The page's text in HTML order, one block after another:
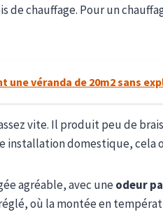
de chauffage. Pour un
une véranda de 20m2 sans
vite. Il produit peu de
installation domestique,
agréable, avec uneodeur
où la montée en